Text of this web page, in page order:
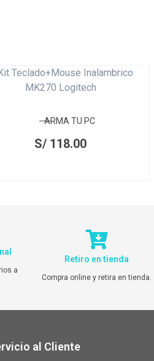
ARMA TU PC
S/ 118.00
a
Retiro en tienda
Compra online y retira en tienda.
al Cliente